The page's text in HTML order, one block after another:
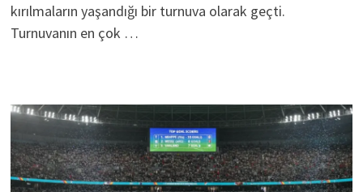
kırılmaların yaşandığı bir turnuva olarak geçti.
Turnuvanın en çok …